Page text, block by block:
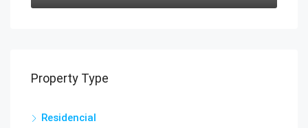
Property Type
Residencial